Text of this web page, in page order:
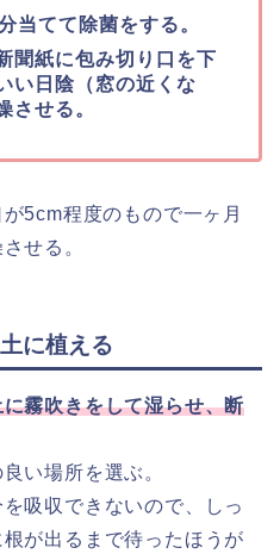
当てて除菌をする。
聞紙に包み切り口を下
い日陰（窓の近くな
させる。
5cm程度のもので一ヶ月
せる。
に植える
霧吹きをして湿らせ、断
い場所を選ぶ。
吸収できないので、しっ
が出るまで待ったほうが